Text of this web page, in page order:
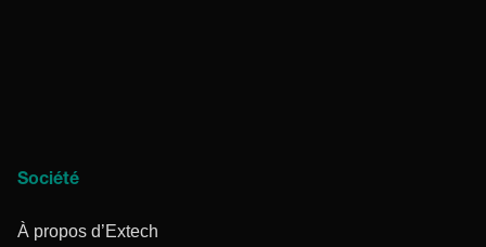
Société
À propos d’Extech